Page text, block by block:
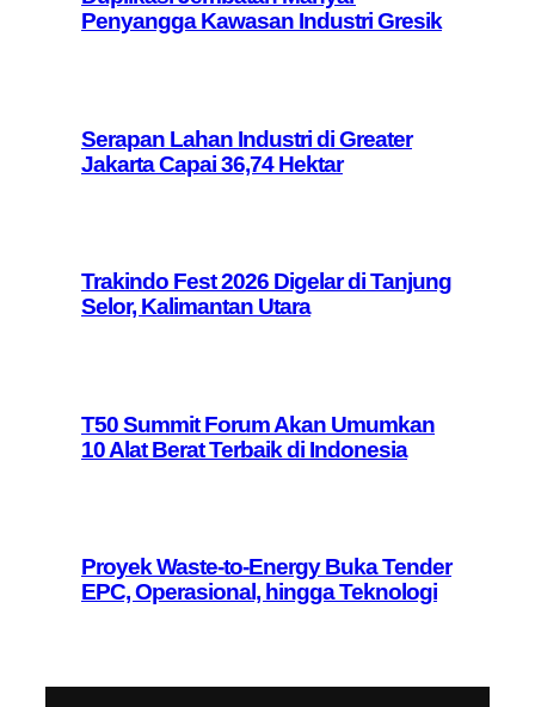
Penyangga Kawasan Industri Gresik
Serapan Lahan Industri di Greater
Jakarta Capai 36,74 Hektar
Trakindo Fest 2026 Digelar di Tanjung
Selor, Kalimantan Utara
T50 Summit Forum Akan Umumkan
10 Alat Berat Terbaik di Indonesia
Proyek Waste-to-Energy Buka Tender
EPC, Operasional, hingga Teknologi